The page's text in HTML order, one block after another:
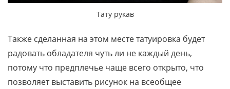
Тату рукав
Также сделанная на этом месте татуировка будет
радовать обладателя чуть ли не каждый день,
потому что предплечье чаще всего открыто, что
позволяет выставить рисунок на всеобщее